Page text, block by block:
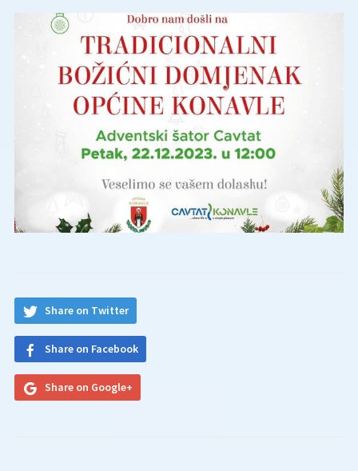
Share on Twitter
Share on Facebook
Share on Google+